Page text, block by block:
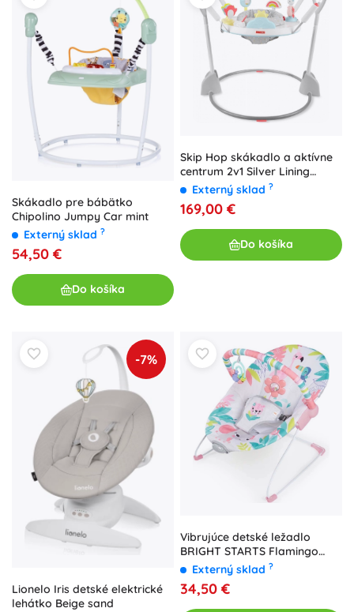
Skákadlo pre bábätko
Chipolino Jumpy Car mint
Externý sklad ?
54,50 €
Do košíka
Skip Hop skákadlo a aktívne
centrum 2v1 Silver Lining
Cloud 4m+
Externý sklad ?
169,00 €
Do košíka
-7%
Lionelo Iris detské elektrické
lehátko Beige sand
Vibrujúce detské ležadlo
BRIGHT STARTS Flamingo
Vibes, 0m+, do 9 kg
Externý sklad ?
34,50 €